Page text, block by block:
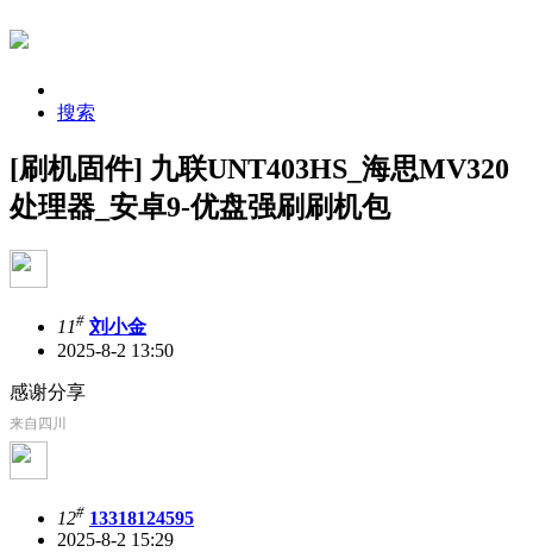
搜索
[刷机固件] 九联UNT403HS_海思MV320
处理器_安卓9-优盘强刷刷机包
11# 刘小金
2025-8-2 13:50
感谢分享
来自四川
12# 13318124595
2025-8-2 15:29